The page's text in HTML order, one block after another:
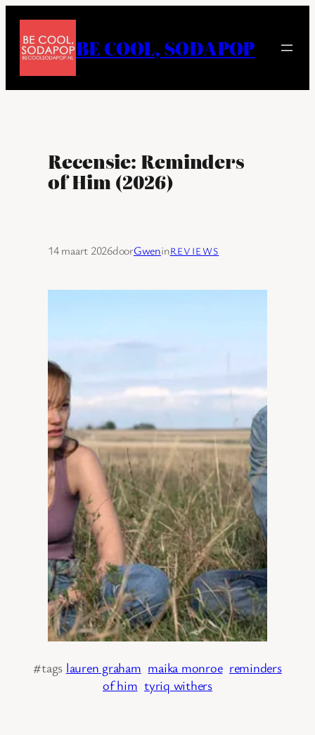
naar
inhoud
BE COOL, SODAPOP
Recensie: Reminders
of Him (2026)
14 maart 2026doorGweninREVIEWS
#tags lauren graham maika monroe reminders
of him tyriq withers